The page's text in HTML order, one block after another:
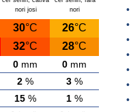
nori josi
nori
30°C 26°C
32°C 28°C
0mm 0mm
2% 3%
15% 1%
•
•
•
•
•
•
•